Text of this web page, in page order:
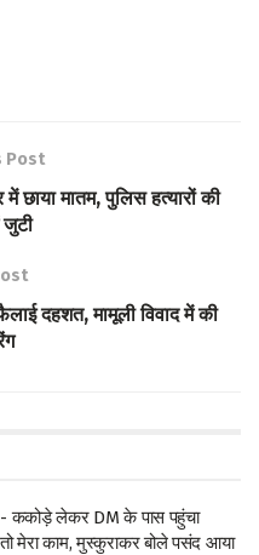
Post
छाया मातम, पुलिस हत्यारों की
दहशत, मामूली विवाद में की
ककोड़े लेकर DM के पास पहुंचा
मेरा काम, मुस्कुराकर बोले पसंद आया